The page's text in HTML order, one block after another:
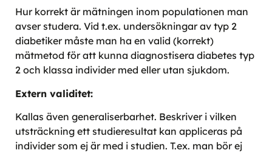
Hur korrekt är mätningen inom populationen man
avser studera. Vid t.ex. undersökningar av typ 2
diabetiker måste man ha en valid (korrekt)
mätmetod för att kunna diagnostisera diabetes typ
2 och klassa individer med eller utan sjukdom.
Extern validitet:
Kallas även generaliserbarhet. Beskriver i vilken
utsträckning ett studieresultat kan appliceras på
individer som ej är med i studien. T.ex. man bör ej